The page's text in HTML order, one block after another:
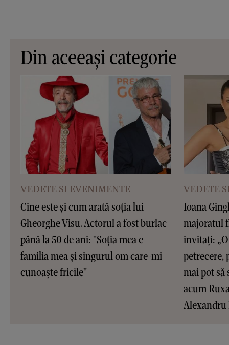
Din aceeași categorie
VEDETE SI EVENIMENTE
Cine este și cum arată soția lui
Gheorghe Visu. Actorul a fost burlac
până la 50 de ani: "Soția mea e
familia mea și singurul om care-mi
cunoaște fricile"
VEDETE
Ioana
majoratul
invitați:
petrecere,
mai pot să
acum
Alexandru